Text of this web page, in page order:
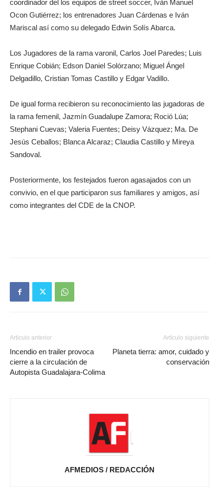
coordinador del los equipos de street soccer, Iván Manuel
Ocon Gutiérrez; los entrenadores Juan Cárdenas e Iván
Mariscal así como su delegado Edwin Solís Abarca.
Los Jugadores de la rama varonil, Carlos Joel Paredes; Luis
Enrique Cobián; Edson Daniel Solórzano; Miguel Ángel
Delgadillo, Cristian Tomas Castillo y Edgar Vadillo.
De igual forma recibieron su reconocimiento las jugadoras de
la rama femenil, Jazmín Guadalupe Zamora; Roció Lúa;
Stephani Cuevas; Valeria Fuentes; Deisy Vázquez; Ma. De
Jesús Ceballos; Blanca Alcaraz; Claudia Castillo y Mireya
Sandoval.
Posteriormente, los festejados fueron agasajados con un
convivio, en el que participaron sus familiares y amigos, así
como integrantes del CDE de la CNOP.
Artículo anterior
Incendio en trailer provoca
cierre a la circulación de
Autopista Guadalajara-Colima
Artículo siguiente
Planeta tierra: amor, cuidado y
conservación
AFMEDIOS / REDACCIÓN